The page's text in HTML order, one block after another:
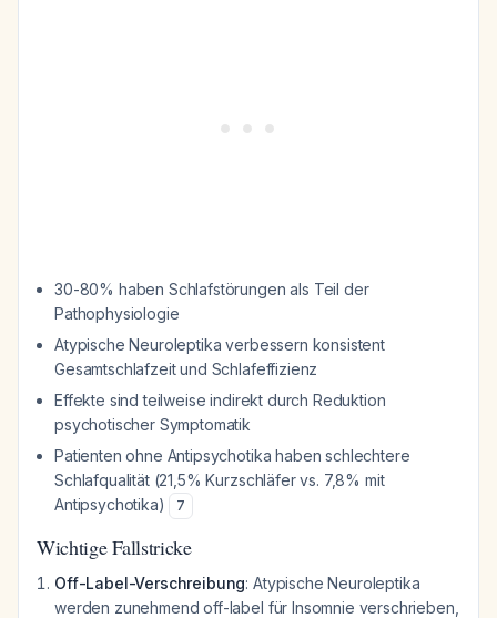
30-80% haben Schlafstörungen als Teil der
Pathophysiologie
Atypische Neuroleptika verbessern konsistent
Gesamtschlafzeit und Schlafeffizienz
Effekte sind teilweise indirekt durch Reduktion
psychotischer Symptomatik
Patienten ohne Antipsychotika haben schlechtere
Schlafqualität (21,5% Kurzschläfer vs. 7,8% mit
Antipsychotika)
7
Wichtige Fallstricke
Off-Label-Verschreibung: Atypische Neuroleptika
werden zunehmend off-label für Insomnie verschrieben,